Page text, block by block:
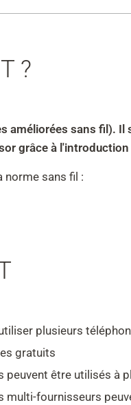
?
améliorées sans fil).
grâce à
norme sans fil :
plusieurs
gratuits
peuvent être utilisés à
multi-fournisseurs